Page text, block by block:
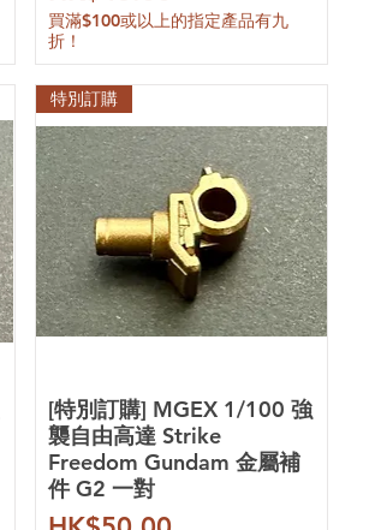
買滿$100或以上的指定產品有九
折！
特別訂購
[特別訂購] MGEX 1/100 強
襲自由高達 Strike
Freedom Gundam 金屬補
件 G2 一對